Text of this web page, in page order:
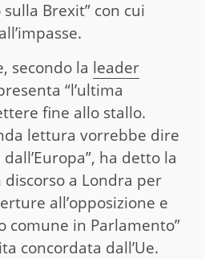
Brexit” con cui
secondo la leader
“l’ultima
fine allo stallo.
lettura vorrebbe dire
ha detto la
a Londra per
all’opposizione e
comune in Parlamento”
concordata dall’Ue.